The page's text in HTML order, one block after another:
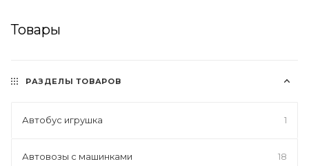
Товары
РАЗДЕЛЫ ТОВАРОВ
Автобус игрушка 1
Автовозы с машинками 18